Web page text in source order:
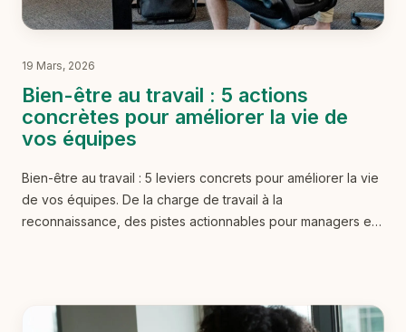
19 Mars, 2026
Bien-être au travail : 5 actions
concrètes pour améliorer la vie de
vos équipes
Bien-être au travail : 5 leviers concrets pour améliorer la vie
de vos équipes. De la charge de travail à la
reconnaissance, des pistes actionnables pour managers et